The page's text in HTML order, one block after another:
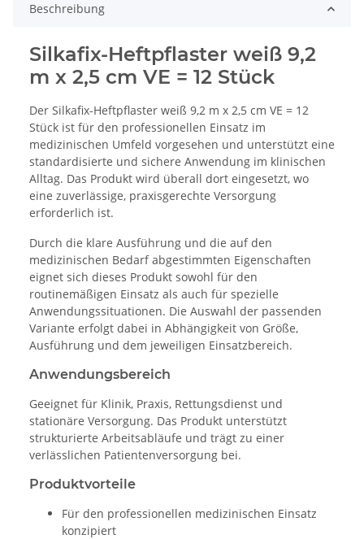
Beschreibung
Silkafix-Heftpflaster weiß 9,2
m x 2,5 cm VE = 12 Stück
Der Silkafix-Heftpflaster weiß 9,2 m x 2,5 cm VE = 12
Stück ist für den professionellen Einsatz im
medizinischen Umfeld vorgesehen und unterstützt eine
standardisierte und sichere Anwendung im klinischen
Alltag. Das Produkt wird überall dort eingesetzt, wo
eine zuverlässige, praxisgerechte Versorgung
erforderlich ist.
Durch die klare Ausführung und die auf den
medizinischen Bedarf abgestimmten Eigenschaften
eignet sich dieses Produkt sowohl für den
routinemäßigen Einsatz als auch für spezielle
Anwendungssituationen. Die Auswahl der passenden
Variante erfolgt dabei in Abhängigkeit von Größe,
Ausführung und dem jeweiligen Einsatzbereich.
Anwendungsbereich
Geeignet für Klinik, Praxis, Rettungsdienst und
stationäre Versorgung. Das Produkt unterstützt
strukturierte Arbeitsabläufe und trägt zu einer
verlässlichen Patientenversorgung bei.
Produktvorteile
Für den professionellen medizinischen Einsatz
konzipiert